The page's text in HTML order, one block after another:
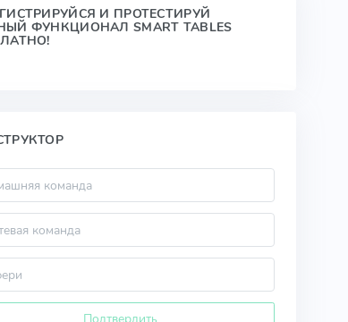
И ПРОТЕСТИРУЙ
ФУНКЦИОНАЛ SMART TABLES